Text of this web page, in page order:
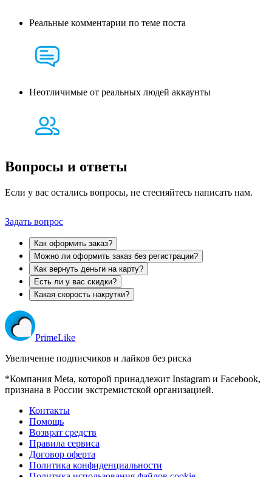
Реальные комментарии по теме поста
Неотличимые от реальных людей аккаунты
Вопросы и ответы
Если у вас остались вопросы, не стесняйтесь написать нам.
Задать вопрос
Как оформить заказ?
Можно ли оформить заказ без регистрации?
Как вернуть деньги на карту?
Есть ли у вас скидки?
Какая скорость накрутки?
PrimeLike
Увеличение подписчиков и лайков без риска
*Компания Meta, которой принадлежит Instagram и Facebook,
признана в России экстремистской организацией.
Контакты
Помощь
Возврат средств
Правила сервиса
Договор оферта
Политика конфиденциальности